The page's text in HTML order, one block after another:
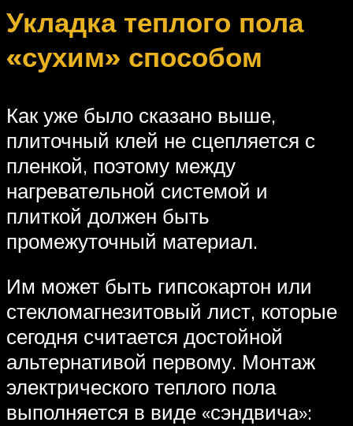
Укладка теплого пола
«сухим» способом
Как уже было сказано выше,
плиточный клей не сцепляется с
пленкой, поэтому между
нагревательной системой и
плиткой должен быть
промежуточный материал.
Им может быть гипсокартон или
стекломагнезитовый лист, которые
сегодня считается достойной
альтернативой первому. Монтаж
электрического теплого пола
выполняется в виде «сэндвича»: